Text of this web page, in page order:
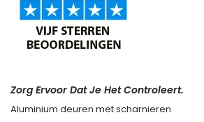
Zorg Ervoor Dat Je Het Controleert.
Aluminium deuren met scharnieren